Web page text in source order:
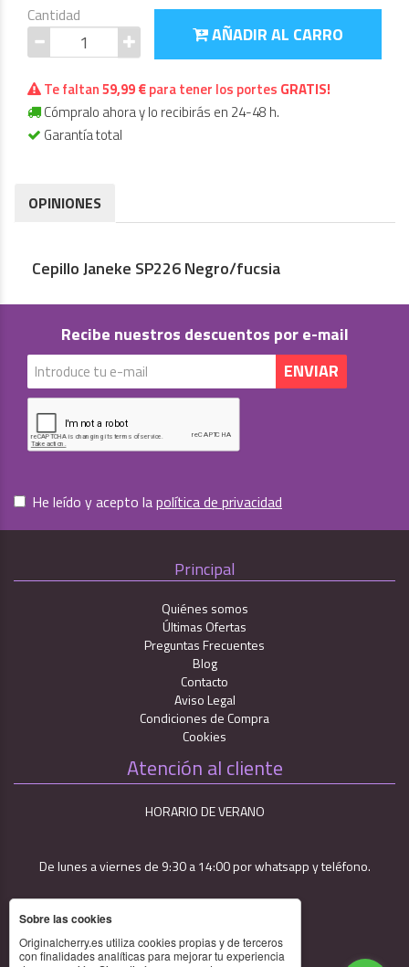
Cantidad
AÑADIR AL CARRO
Te faltan59,99 €para tener los portes GRATIS!
Cómpralo ahora y lo recibirás en 24-48 h.
Garantía total
OPINIONES
Cepillo Janeke SP226 Negro/fucsia
Recibe nuestros descuentos por e-mail
He leído y acepto lapolítica de privacidad
Principal
Quiénes somos
Últimas Ofertas
Preguntas Frecuentes
Blog
Contacto
Aviso Legal
Condiciones de Compra
Cookies
Atención al cliente
HORARIO DE VERANO
De lunes a viernes de 9:30 a 14:00 por whatsapp y teléfono.
Sobre las cookies
Originalcherry.es utiliza cookies propias y de terceros
con finalidades analíticas para mejorar tu experiencia